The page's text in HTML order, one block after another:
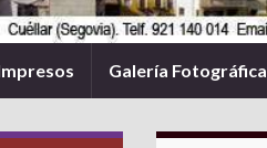
Galería Fotográfica